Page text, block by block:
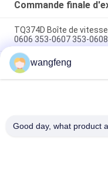
Commande finale
TQ374D Boîte de
0606 353-0607 353-
353-0528 333-3036
hydraulique adapté
Danfoss BMVT41
peut être adapté à 5 ~
wangfeng
Good day, what product